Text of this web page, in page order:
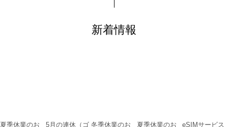
新着情報
夏季休業のお 5月の連休（ゴ 冬季休業のお 夏季休業のお eSIMサービス